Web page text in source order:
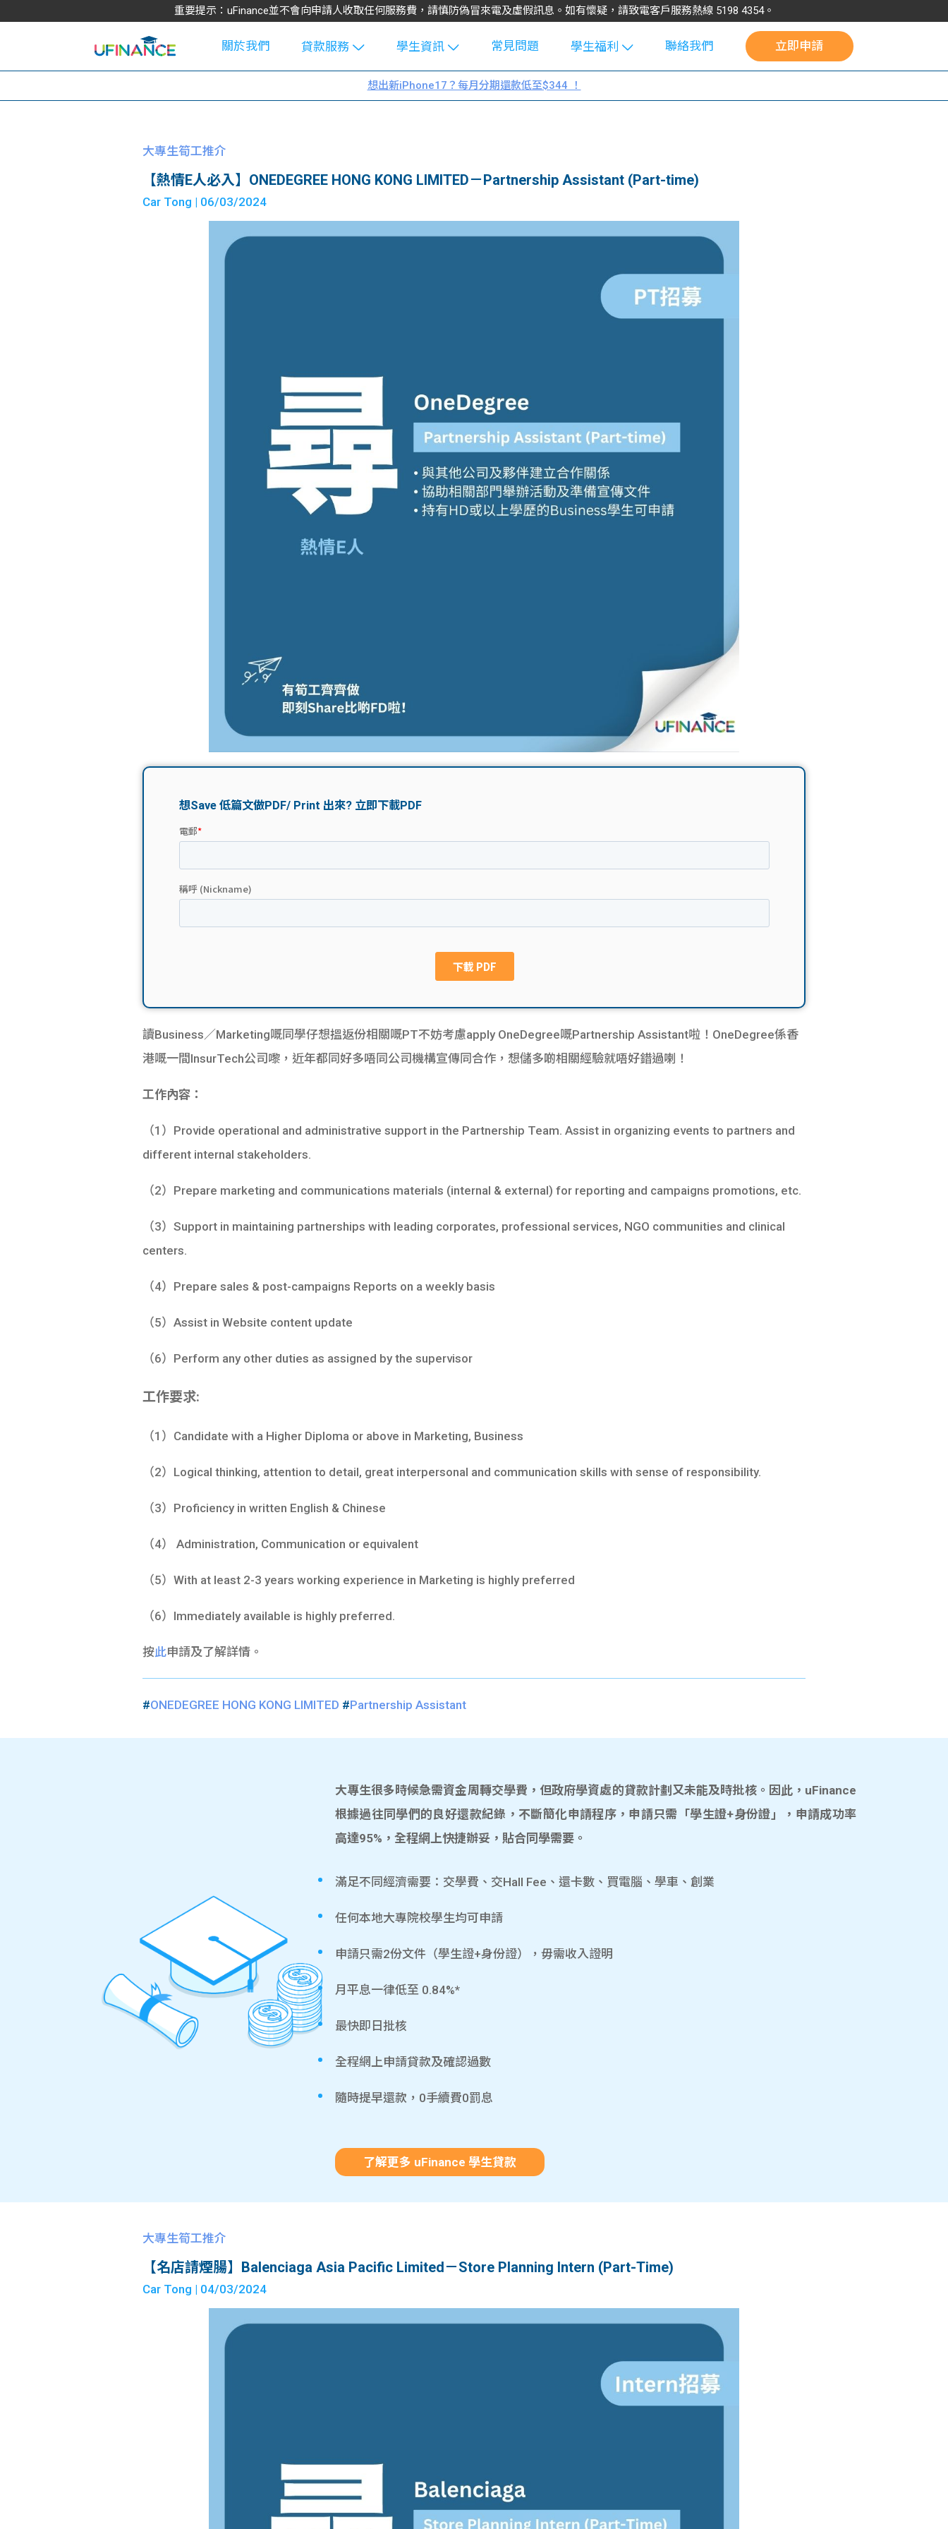
重要提示：uFinance並不會向申請人收取任何服務費，請慎防偽冒來電及虛假訊息。如有懷疑，請致電客戶服務熱線 5198 4354。
關於我們
貸款服務
學生貸款
大學生學費
學生資訊
Blog
大專生筍
Exchang
常見問題
學生福利
uFinance 校
園贊助
聯絡我們 立即申請
想出新iPhone17？每月分期還款低至$344 ！
大專生筍工推介
【熱情E人必入】ONEDEGREE HONG KONG LIMITED－Partnership Assistant (Part-time)
Car Tong | 06/03/2024
讀Business／Marketing嘅同學仔想搵返份相關嘅PT不妨考慮apply OneDegree嘅Partnership Assistant啦！OneDegree係香
港嘅一間InsurTech公司嚟，近年都同好多唔同公司機構宣傳同合作，想儲多啲相關經驗就唔好錯過喇！
工作內容：
（1）Provide operational and administrative support in the Partnership Team. Assist in organizing events to partners and
different internal stakeholders.
（2）Prepare marketing and communications materials (internal & external) for reporting and campaigns promotions, etc.
（3）Support in maintaining partnerships with leading corporates, professional services, NGO communities and clinical
centers.
（4）Prepare sales & post-campaigns Reports on a weekly basis
（5）Assist in Website content update
（6）Perform any other duties as assigned by the supervisor
工作要求:
（1）Candidate with a Higher Diploma or above in Marketing, Business
（2）Logical thinking, attention to detail, great interpersonal and communication skills with sense of responsibility.
（3）Proficiency in written English & Chinese
（4） Administration, Communication or equivalent
（5）With at least 2-3 years working experience in Marketing is highly preferred
（6）Immediately available is highly preferred.
按此申請及了解詳情。
#ONEDEGREE HONG KONG LIMITED #Partnership Assistant
大專生很多時候急需資金周轉交學費，但政府學資處的貸款計劃又未能及時批核。因此，uFinance
根據過往同學們的良好還款紀錄，不斷簡化申請程序，申請只需「學生證+身份證」，申請成功率
高達95%，全程網上快捷辦妥，貼合同學需要。
滿足不同經濟需要：交學費、交Hall Fee、還卡數、買電腦、學車、創業
任何本地大專院校學生均可申請
申請只需2份文件（學生證+身份證），毋需收入證明
月平息一律低至 0.84%*
最快即日批核
全程網上申請貸款及確認過數
隨時提早還款，0手續費0罰息
了解更多 uFinance 學生貸款
大專生筍工推介
【名店請煙腸】Balenciaga Asia Pacific Limited－Store Planning Intern (Part-Time)
Car Tong | 04/03/2024